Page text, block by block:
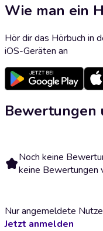
Wie man ein
Hör dir das Hörbuch in
iOS-Geräten an
Bewertungen
Noch keine
keine Bewertungen
Nur angemeldete
Jetzt anmelden